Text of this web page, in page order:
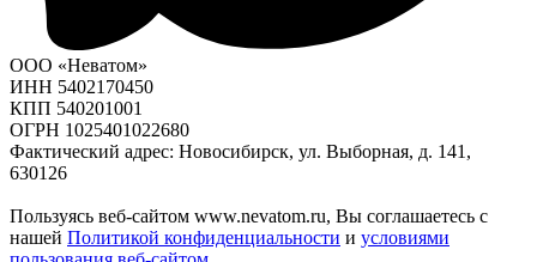
ООО «Неватом»
ИНН 5402170450
КПП 540201001
ОГРН 1025401022680
Фактический адрес: Новосибирск, ул. Выборная, д. 141,
630126
Пользуясь веб-сайтом www.nevatom.ru, Вы соглашаетесь с
нашей Политикой конфиденциальности и условиями